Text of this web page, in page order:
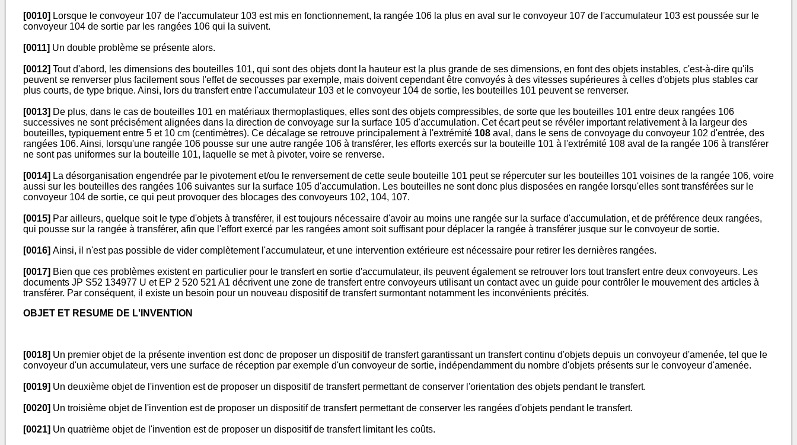
[0010] Lorsque le convoyeur 107 de l'accumulateur 103 est mis en fonctionnement, la rangée 106 la plus en aval sur le convoyeur 107 de l'accumulateur 103 est poussée sur le
convoyeur 104 de sortie par les rangées 106 qui la suivent.
[0011] Un double problème se présente alors.
[0012] Tout d'abord, les dimensions des bouteilles 101, qui sont des objets dont la hauteur est la plus grande de ses dimensions, en font des objets instables, c'est-à-dire qu'ils
peuvent se renverser plus facilement sous l'effet de secousses par exemple, mais doivent cependant être convoyés à des vitesses supérieures à celles d'objets plus stables car
plus courts, de type brique. Ainsi, lors du transfert entre l'accumulateur 103 et le convoyeur 104 de sortie, les bouteilles 101 peuvent se renverser.
[0013] De plus, dans le cas de bouteilles 101 en matériaux thermoplastiques, elles sont des objets compressibles, de sorte que les bouteilles 101 entre deux rangées 106
successives ne sont précisément alignées dans la direction de convoyage sur la surface 105 d'accumulation. Cet écart peut se révéler important relativement à la largeur des
bouteilles, typiquement entre 5 et 10 cm (centimètres). Ce décalage se retrouve principalement à l'extrémité 108 aval, dans le sens de convoyage du convoyeur 102 d'entrée, des
rangées 106. Ainsi, lorsqu'une rangée 106 pousse sur une autre rangée 106 à transférer, les efforts exercés sur la bouteille 101 à l'extrémité 108 aval de la rangée 106 à transférer
ne sont pas uniformes sur la bouteille 101, laquelle se met à pivoter, voire se renverse.
[0014] La désorganisation engendrée par le pivotement et/ou le renversement de cette seule bouteille 101 peut se répercuter sur les bouteilles 101 voisines de la rangée 106, voire
aussi sur les bouteilles des rangées 106 suivantes sur la surface 105 d'accumulation. Les bouteilles ne sont donc plus disposées en rangée lorsqu'elles sont transférées sur le
convoyeur 104 de sortie, ce qui peut provoquer des blocages des convoyeurs 102, 104, 107.
[0015] Par ailleurs, quelque soit le type d'objets à transférer, il est toujours nécessaire d'avoir au moins une rangée sur la surface d'accumulation, et de préférence deux rangées,
qui pousse sur la rangée à transférer, afin que l'effort exercé par les rangées amont soit suffisant pour déplacer la rangée à transférer jusque sur le convoyeur de sortie.
[0016] Ainsi, il n'est pas possible de vider complètement l'accumulateur, et une intervention extérieure est nécessaire pour retirer les dernières rangées.
[0017] Bien que ces problèmes existent en particulier pour le transfert en sortie d'accumulateur, ils peuvent également se retrouver lors tout transfert entre deux convoyeurs. Les
documents JP S52 134977 U et EP 2 520 521 A1 décrivent une zone de transfert entre convoyeurs utilisant un contact avec un guide pour contrôler le mouvement des articles à
transférer. Par conséquent, il existe un besoin pour un nouveau dispositif de transfert surmontant notamment les inconvénients précités.
OBJET ET RESUME DE L'INVENTION
[0018] Un premier objet de la présente invention est donc de proposer un dispositif de transfert garantissant un transfert continu d'objets depuis un convoyeur d'amenée, tel que le
convoyeur d'un accumulateur, vers une surface de réception par exemple d'un convoyeur de sortie, indépendamment du nombre d'objets présents sur le convoyeur d'amenée.
[0019] Un deuxième objet de l'invention est de proposer un dispositif de transfert permettant de conserver l'orientation des objets pendant le transfert.
[0020] Un troisième objet de l'invention est de proposer un dispositif de transfert permettant de conserver les rangées d'objets pendant le transfert.
[0021] Un quatrième objet de l'invention est de proposer un dispositif de transfert limitant les coûts.